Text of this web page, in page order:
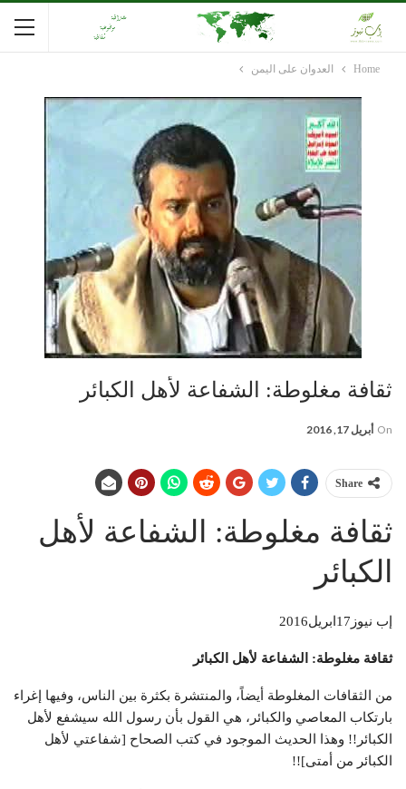
Home العدوان على اليمن
ثقافة مغلوطة: الشفاعة لأهل الكبائر
On أبريل 17, 2016
Share
ثقافة مغلوطة: الشفاعة لأهل
الكبائر
إب نيوز17ابريل2016
ثقافة مغلوطة: الشفاعة لأهل الكبائر
من الثقافات المغلوطة أيضاً، والمنتشرة بكثرة بين الناس، وفيها إغراء
بارتكاب المعاصي والكبائر، هي القول بأن رسول الله سيشفع لأهل
الكبائر!! وهذا الحديث الموجود في كتب الصحاح [شفاعتي لأهل
الكبائر من أمتى]!!